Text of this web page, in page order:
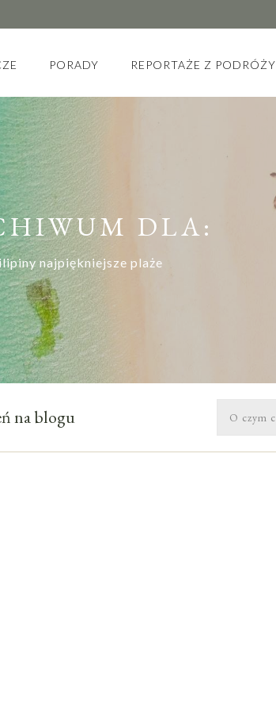
PORADY REPORTAŻE Z PODRÓŻY
DLA:
najpiękniejsze plaże
na blogu